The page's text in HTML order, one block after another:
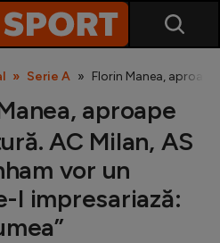
Serie A Florin Manea,
aproape
AC Milan, AS
vor un
l impresariază: